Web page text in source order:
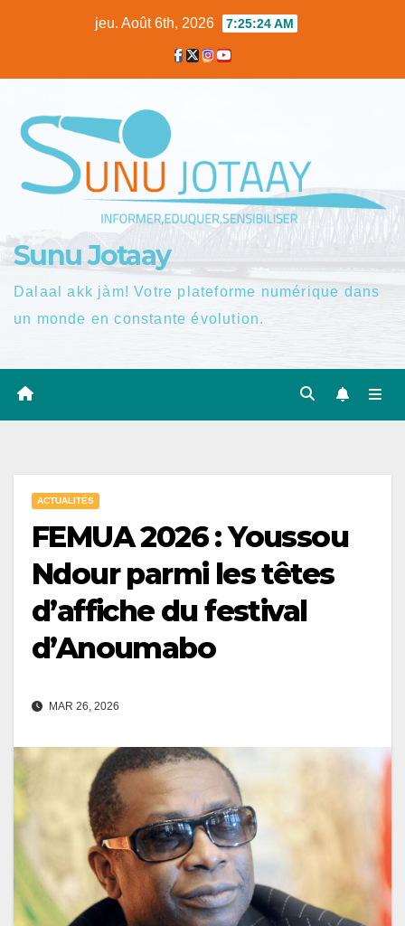
jeu. Août 6th, 2026 7:25:24 AM
Sunu Jotaay
Dalaal akk jàm! Votre plateforme numérique dans
un monde en constante évolution.
ACTUALITÉS
FEMUA 2026 : Youssou
Ndour parmi les têtes
d’affiche du festival
d’Anoumabo
MAR 26, 2026